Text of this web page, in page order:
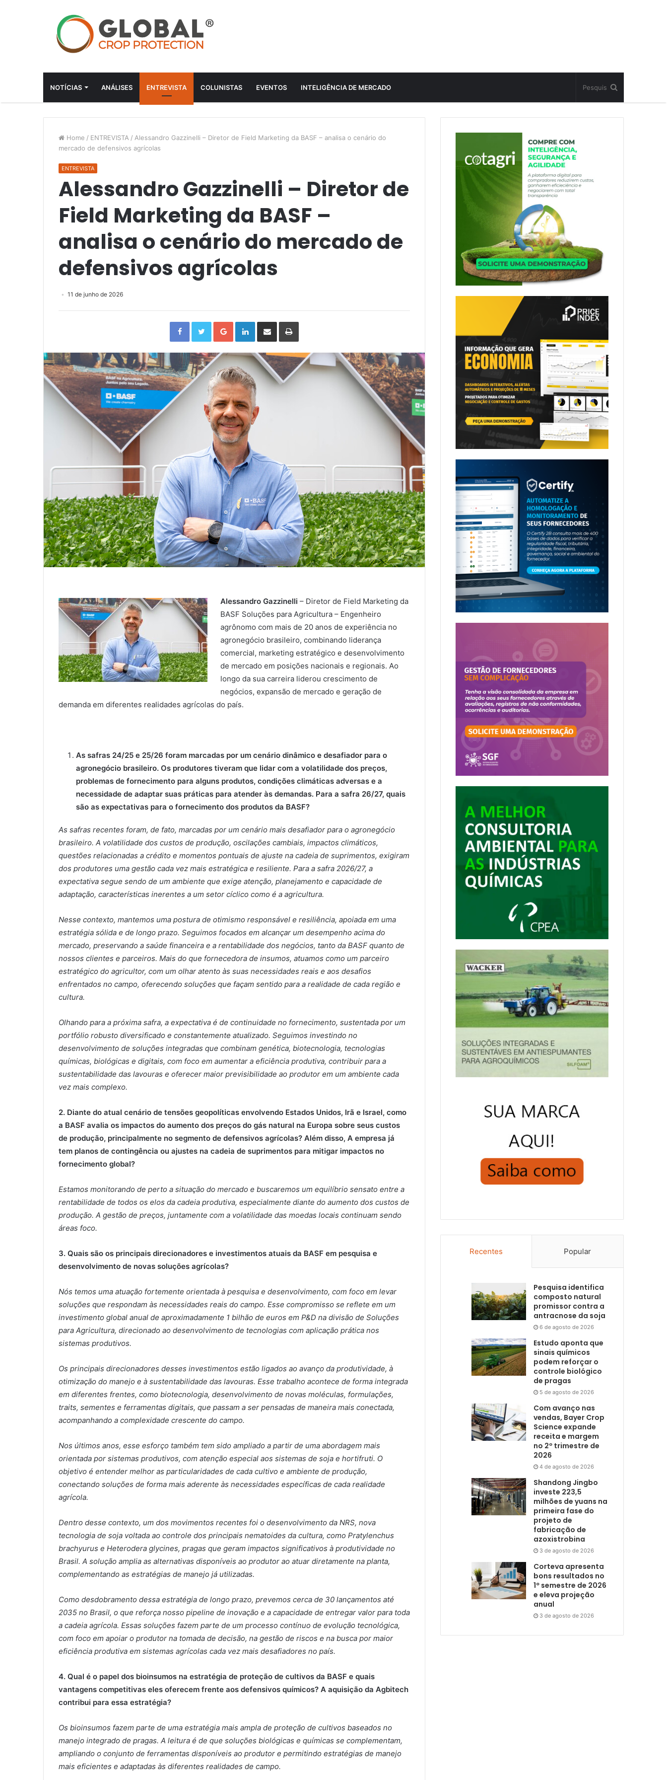
NOTÍCIAS ANÁLISES ENTREVISTA COLUNISTAS EVENTOS INTELIGÊNCIA DE MERCADO
Home / ENTREVISTA / Alessandro Gazzinelli – Diretor de Field Marketing da BASF – analisa o cenário do
mercado de defensivos agrícolas
ENTREVISTA
Alessandro Gazzinelli – Diretor de
Field Marketing da BASF –
analisa o cenário do mercado de
defensivos agrícolas
11 de junho de 2026
FacebookTwitterGoogle+LinkedInCompartilhar
Email
Impressão
Alessandro Gazzinelli – Diretor de Field Marketing da
BASF Soluções para Agricultura – Engenheiro
agrônomo com mais de 20 anos de experiência no
agronegócio brasileiro, combinando liderança
comercial, marketing estratégico e desenvolvimento
de mercado em posições nacionais e regionais. Ao
longo da sua carreira liderou crescimento de
negócios, expansão de mercado e geração de
demanda em diferentes realidades agrícolas do país.
As safras 24/25 e 25/26 foram marcadas por um cenário dinâmico e desafiador para o
agronegócio brasileiro. Os produtores tiveram que lidar com a volatilidade dos preços,
problemas de fornecimento para alguns produtos, condições climáticas adversas e a
necessidade de adaptar suas práticas para atender às demandas. Para a safra 26/27, quais
são as expectativas para o fornecimento dos produtos da BASF?
As safras recentes foram, de fato, marcadas por um cenário mais desafiador para o agronegócio
brasileiro. A volatilidade dos custos de produção, oscilações cambiais, impactos climáticos,
questões relacionadas a crédito e momentos pontuais de ajuste na cadeia de suprimentos, exigiram
dos produtores uma gestão cada vez mais estratégica e resiliente. Para a safra 2026/27, a
expectativa segue sendo de um ambiente que exige atenção, planejamento e capacidade de
adaptação, características inerentes a um setor cíclico como é a agricultura.
Nesse contexto, mantemos uma postura de otimismo responsável e resiliência, apoiada em uma
estratégia sólida e de longo prazo. Seguimos focados em alcançar um desempenho acima do
mercado, preservando a saúde financeira e a rentabilidade dos negócios, tanto da BASF quanto de
nossos clientes e parceiros. Mais do que fornecedora de insumos, atuamos como um parceiro
estratégico do agricultor, com um olhar atento às suas necessidades reais e aos desafios
enfrentados no campo, oferecendo soluções que façam sentido para a realidade de cada região e
cultura.
Olhando para a próxima safra, a expectativa é de continuidade no fornecimento, sustentada por um
portfólio robusto diversificado e constantemente atualizado. Seguimos investindo no
desenvolvimento de soluções integradas que combinam genética, biotecnologia, tecnologias
químicas, biológicas e digitais, com foco em aumentar a eficiência produtiva, contribuir para a
sustentabilidade das lavouras e oferecer maior previsibilidade ao produtor em um ambiente cada
vez mais complexo.
2. Diante do atual cenário de tensões geopolíticas envolvendo Estados Unidos, Irã e Israel, como
a BASF avalia os impactos do aumento dos preços do gás natural na Europa sobre seus custos
de produção, principalmente no segmento de defensivos agrícolas? Além disso, A empresa já
tem planos de contingência ou ajustes na cadeia de suprimentos para mitigar impactos no
fornecimento global?
Estamos monitorando de perto a situação do mercado e buscaremos um equilíbrio sensato entre a
rentabilidade de todos os elos da cadeia produtiva, especialmente diante do aumento dos custos de
produção. A gestão de preços, juntamente com a volatilidade das moedas locais continuam sendo
áreas foco.
3. Quais são os principais direcionadores e investimentos atuais da BASF em pesquisa e
desenvolvimento de novas soluções agrícolas?
Nós temos uma atuação fortemente orientada à pesquisa e desenvolvimento, com foco em levar
soluções que respondam às necessidades reais do campo. Esse compromisso se reflete em um
investimento global anual de aproximadamente 1 bilhão de euros em P&D na divisão de Soluções
para Agricultura, direcionado ao desenvolvimento de tecnologias com aplicação prática nos
sistemas produtivos.
Os principais direcionadores desses investimentos estão ligados ao avanço da produtividade, à
otimização do manejo e à sustentabilidade das lavouras. Esse trabalho acontece de forma integrada
em diferentes frentes, como biotecnologia, desenvolvimento de novas moléculas, formulações,
traits, sementes e ferramentas digitais, que passam a ser pensadas de maneira mais conectada,
acompanhando a complexidade crescente do campo.
Nos últimos anos, esse esforço também tem sido ampliado a partir de uma abordagem mais
orientada por sistemas produtivos, com atenção especial aos sistemas de soja e hortifruti. O
objetivo é entender melhor as particularidades de cada cultivo e ambiente de produção,
conectando soluções de forma mais aderente às necessidades específicas de cada realidade
agrícola.
Dentro desse contexto, um dos movimentos recentes foi o desenvolvimento da NRS, nova
tecnologia de soja voltada ao controle dos principais nematoides da cultura, como Pratylenchus
brachyurus e Heterodera glycines, pragas que geram impactos significativos à produtividade no
Brasil. A solução amplia as alternativas disponíveis ao produtor ao atuar diretamente na planta,
complementando as estratégias de manejo já utilizadas.
Como desdobramento dessa estratégia de longo prazo, prevemos cerca de 30 lançamentos até
2035 no Brasil, o que reforça nosso pipeline de inovação e a capacidade de entregar valor para toda
a cadeia agrícola. Essas soluções fazem parte de um processo contínuo de evolução tecnológica,
com foco em apoiar o produtor na tomada de decisão, na gestão de riscos e na busca por maior
eficiência produtiva em sistemas agrícolas cada vez mais desafiadores no país.
4. Qual é o papel dos bioinsumos na estratégia de proteção de cultivos da BASF e quais
vantagens competitivas eles oferecem frente aos defensivos químicos? A aquisição da Agbitech
contribui para essa estratégia?
Os bioinsumos fazem parte de uma estratégia mais ampla de proteção de cultivos baseados no
manejo integrado de pragas. A leitura é de que soluções biológicas e químicas se complementam,
ampliando o conjunto de ferramentas disponíveis ao produtor e permitindo estratégias de manejo
mais eficientes e adaptadas às diferentes realidades de campo.
Recentes Popular
Pesquisa identifica
composto natural
promissor contra a
antracnose da soja
6 de agosto de 2026
Estudo aponta que
sinais químicos
podem reforçar o
controle biológico
de pragas
5 de agosto de 2026
Com avanço nas
vendas, Bayer Crop
Science expande
receita e margem
no 2º trimestre de
2026
4 de agosto de 2026
Shandong Jingbo
investe 223,5
milhões de yuans na
primeira fase do
projeto de
fabricação de
azoxistrobina
3 de agosto de 2026
Corteva apresenta
bons resultados no
1º semestre de 2026
e eleva projeção
anual
3 de agosto de 2026